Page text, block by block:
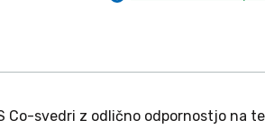
Co-svedri z odlično odpornostjo na